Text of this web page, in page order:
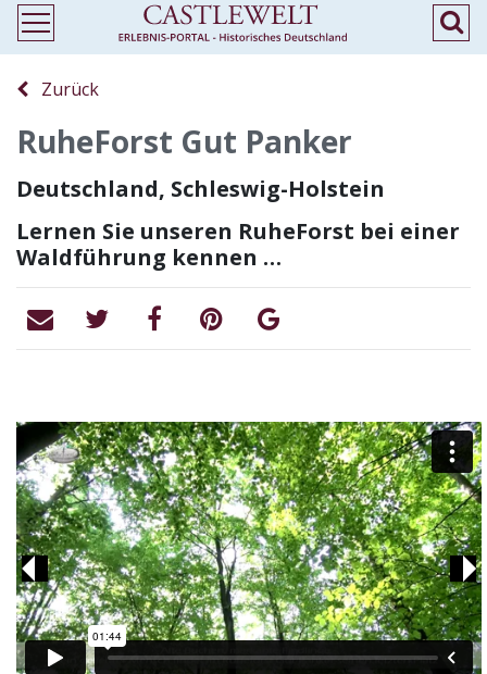
Zurück
RuheForst Gut Panker
Deutschland, Schleswig-Holstein
Lernen Sie unseren RuheForst bei einer
Waldführung kennen …
Previous